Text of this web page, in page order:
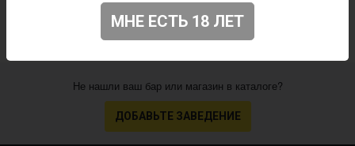
Не нашли ваш бар или магазин в каталоге?
ДОБАВЬТЕ ЗАВЕДЕНИЕ
МНЕ ЕСТЬ 18 ЛЕТ